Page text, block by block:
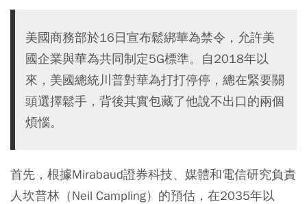
美國商務部於16日宣布鬆綁華為禁令，允許美
國企業與華為共同制定5G標準。自2018年以
來，美國總統川普對華為打打停停，總在緊要關
頭選擇鬆手，背後其實包藏了他說不出口的兩個
煩惱。
首先，根據Mirabaud證券科技、媒體和電信研究負責
人坎普林（Neil Campling）的預估， 在2035年以